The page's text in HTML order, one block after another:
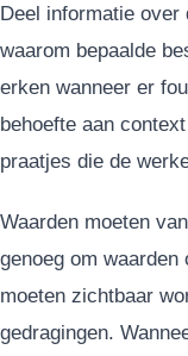
Deel informatie
waarom bepaalde
erken wanneer er
behoefte aan
praatjes die de
Waarden moeten
genoeg om waarden
moeten zichtbaar
gedragingen.